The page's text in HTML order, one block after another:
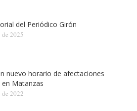
del Periódico Girón
de 2025
nuevo horario de afectaciones
Matanzas
2022